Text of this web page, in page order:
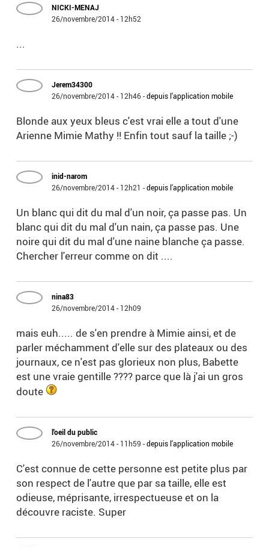
NICKI-MENAJ
26/novembre/2014 - 12h52
...
Jerem34300
26/novembre/2014 - 12h46-depuis l'application mobile
Blonde aux yeux bleus c'est vrai elle a tout d'une
Arienne Mimie Mathy !! Enfin tout sauf la taille ;-)
inid-narom
26/novembre/2014 - 12h21 -depuis l'application mobile
Un blanc qui dit du mal d'un noir, ça passe pas. Un
blanc qui dit du mal d'un nain, ça passe pas. Une
noire qui dit du mal d'une naine blanche ça passe.
Chercher l'erreur comme on dit ....
nina83
26/novembre/2014 - 12h09
mais euh..... de s'en prendre à Mimie ainsi, et de
parler méchamment d'elle sur des plateaux ou des
journaux, ce n'est pas glorieux non plus, Babette
est une vraie gentille ???? parce que là j'ai un gros
doute
l'oeil du public
26/novembre/2014 - 11h59 -depuis l'application mobile
C'est connue de cette personne est petite plus par
son respect de l'autre que par sa taille, elle est
odieuse, méprisante, irrespectueuse et on la
découvre raciste. Super